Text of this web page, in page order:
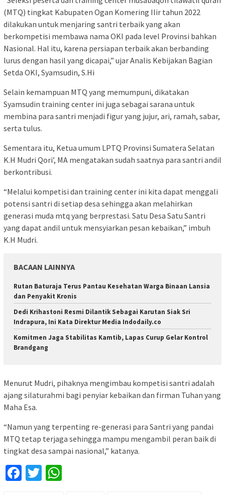
(MTQ) tingkat Kabupaten Ogan Komering Ilir tahun 2022
dilakukan untuk menjaring santri terbaik yang akan
berkompetisi membawa nama OKI pada level Provinsi bahkan
Nasional. Hal itu, karena persiapan terbaik akan berbanding
lurus dengan hasil yang dicapai,” ujar Analis Kebijakan Bagian
Setda OKI, Syamsudin, S.Hi
Selain kemampuan MTQ yang memumpuni, dikatakan
Syamsudin training center ini juga sebagai sarana untuk
membina para santri menjadi figur yang jujur, ari, ramah, sabar,
serta tulus.
Sementara itu, Ketua umum LPTQ Provinsi Sumatera Selatan
K.H Mudri Qori’, MA mengatakan sudah saatnya para santri andil
berkontribusi.
“Melalui kompetisi dan training center ini kita dapat menggali
potensi santri di setiap desa sehingga akan melahirkan
generasi muda mtq yang berprestasi. Satu Desa Satu Santri
yang dapat andil untuk mensyiarkan pesan kebaikan,” imbuh
K.H Mudri.
BACAAN LAINNYA
Rutan Baturaja Terus Pantau Kesehatan Warga Binaan Lansia
dan Penyakit Kronis
Dedi Krihastoni Resmi Dilantik Sebagai Karutan Siak Sri
Indrapura, Ini Kata Direktur Media Indodaily.co
Komitmen Jaga Stabilitas Kamtib, Lapas Curup Gelar Kontrol
Brandgang
Menurut Mudri, pihaknya mengimbau kompetisi santri adalah
ajang silaturahmi bagi penyiar kebaikan dan firman Tuhan yang
Maha Esa.
“Namun yang terpenting re-generasi para Santri yang pandai
MTQ tetap terjaga sehingga mampu mengambil peran baik di
tingkat desa sampai nasional,” katanya.
Facebook
Twitter